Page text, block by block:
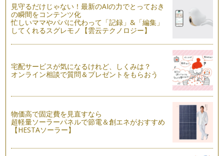
りに挑戦してみましょう。 …
かたちづくり①
１年生算数のかたちづくり。 図形学習の基礎になります。 …
２年生にはいると「１２時４７分」といった、分単位の時計の
読み方をお勉強します。 &…
時計と時間の勉強法①
小学校では１年生に２時間、２年生２時間、時計と時間の授業
があります。 …
小１算数 高学年算数の理解度へつながる「大きさくらべ」
１年生で学ぶ「おおきさくらべ」。「おおきさくらべ」は、長
さや、重さ、量を比較するお勉強です…
見守るだけじゃない！最新のAIの力でとっておき
の瞬間をコンテンツ化
忙しいママやパパに代わって「記録」&「編集」
してくれるスグレモノ【雲云テクノロジー】
宅配サービスが気になるけれど、しくみは？
オンライン相談で質問＆プレゼントをもらおう
物価高で固定費を見直すなら
超軽量ソーラーパネルで節電＆創エネがおすすめ
【HESTAソーラー】